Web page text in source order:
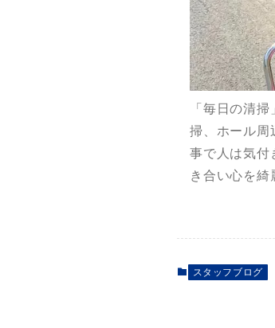
「毎日の清
掃、ホール周
事で人は気付
き合い心を
スタッフブログ